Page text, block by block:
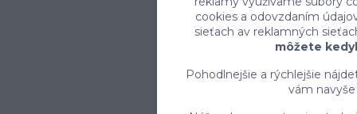
cookies a odovzdaním
sieťach av reklamných
môžete
Pohodlnejšie a rýchlejšie
vám